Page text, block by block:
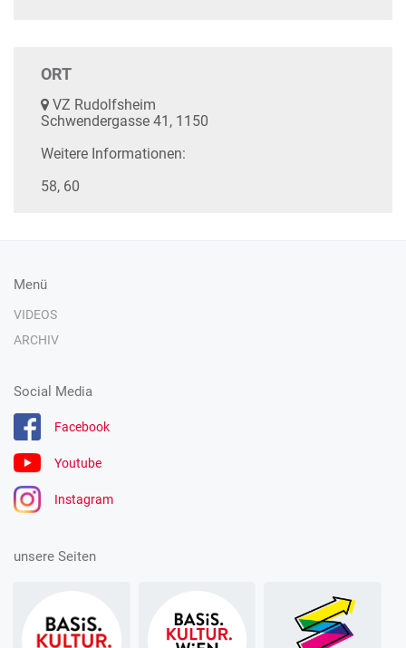
ORT
VZ Rudolfsheim
Schwendergasse 41, 1150
Weitere Informationen:
58, 60
Menü
VIDEOS
ARCHIV
Social Media
Facebook
Youtube
Instagram
unsere Seiten